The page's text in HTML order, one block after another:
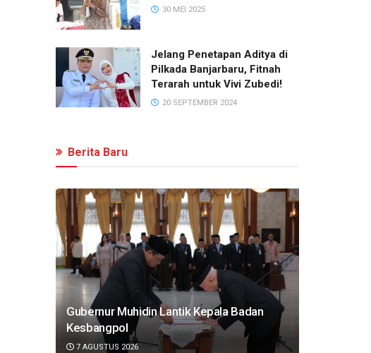
30 MEI 2025
Jelang Penetapan Aditya di
Pilkada Banjarbaru, Fitnah
Terarah untuk Vivi Zubedi!
20 SEPTEMBER 2024
Berita Baru
Gubernur Muhidin Lantik Kepala Badan
Kesbangpol
7 AGUSTUS 2026